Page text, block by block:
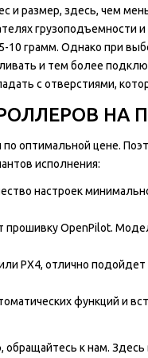
и размер, здесь, чем
грузоподъемности
грамм. Однако при
и тем более
с отверстиями,
НА
оптимальной цене.
исполнения:
настроек
OpenPilot.
PX4, отлично
функций и
к нам.